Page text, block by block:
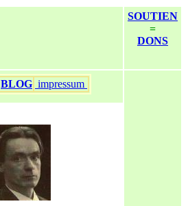
SOUTIEN
=
DONS
BLOG impressum